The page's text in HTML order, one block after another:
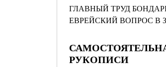
ГЛАВНЫЙ ТРУД
ЕВРЕЙСКИЙ ВОПРОС В
РУКОПИСИ